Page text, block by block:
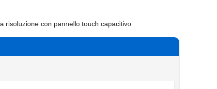
risoluzione con pannello touch capacitivo